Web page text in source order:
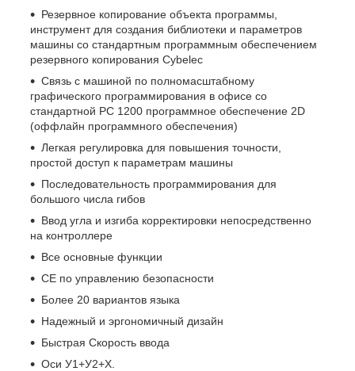
Резервное копирование объекта программы,
инструмент для создания библиотеки и параметров
машины со стандартным программным обеспечением
резервного копирования Cybelec
Связь с машиной по полномасштабному
графического программирования в офисе со
стандартной PC 1200 программное обеспечение 2D
(оффлайн программного обеспечения)
Легкая регулировка для повышения точности,
простой доступ к параметрам машины
Последовательность программирования для
большого числа гибов
Ввод угла и изгиба корректировки непосредственно
на контроллере
Все основные функции
СЕ по управлению безопасности
Более 20 вариантов языка
Надежный и эргономичный дизайн
Быстрая Скорость ввода
Оси У1+У2+Х.